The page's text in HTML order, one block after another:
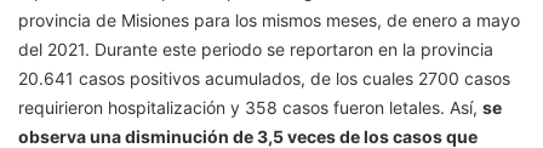
provincia de Misiones para los mismos meses, de enero a mayo
del 2021. Durante este periodo se reportaron en la provincia
20.641 casos positivos acumulados, de los cuales 2700 casos
requirieron hospitalización y 358 casos fueron letales. Así, se
observa una disminución de 3,5 veces de los casos que